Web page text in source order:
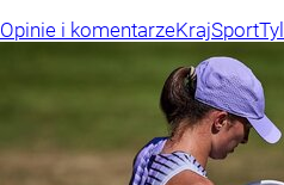
Opinie i komentarzeKrajSport